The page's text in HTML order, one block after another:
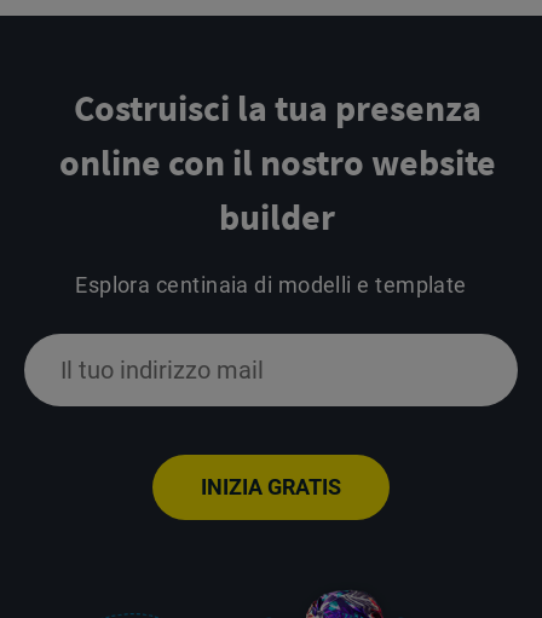
Costruisci la tua presenza
online con il nostro website
builder
Esplora centinaia di modelli e template
INIZIA GRATIS